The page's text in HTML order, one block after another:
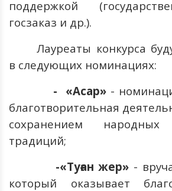
поддержкой
госзаказ и др.).
Лауреаты конкурса
в следующих номинациях:
- «Асар» -
благотворительная
сохранением
традиций;
-«Туған жер» -
который оказывает